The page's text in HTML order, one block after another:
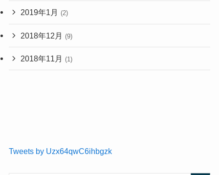
2019年1月 (2)
2018年12月 (9)
2018年11月 (1)
Tweets by Uzx64qwC6ihbgzk